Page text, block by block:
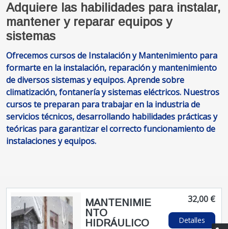
Adquiere las habilidades para instalar,
mantener y reparar equipos y
sistemas
Ofrecemos cursos de Instalación y Mantenimiento para
formarte en la instalación, reparación y mantenimiento
de diversos sistemas y equipos. Aprende sobre
climatización, fontanería y sistemas eléctricos. Nuestros
cursos te preparan para trabajar en la industria de
servicios técnicos, desarrollando habilidades prácticas y
teóricas para garantizar el correcto funcionamiento de
instalaciones y equipos.
MANTENIMIE
NTO
HIDRÁULICO
32,00 €
Detalles